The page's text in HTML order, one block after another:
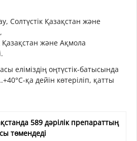
Солтүстік Қазақстан және
Қазақстан және Ақмола
еліміздің оңтүстік-батысында
қа дейін көтеріліп, қатты
589 дәрілік препараттың
төмендеді